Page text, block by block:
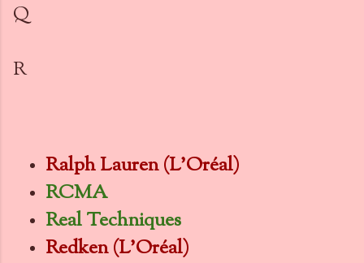
Q
R
Ralph Lauren (L'Oréal)
RCMA
Real Techniques
Redken (L'Oréal)